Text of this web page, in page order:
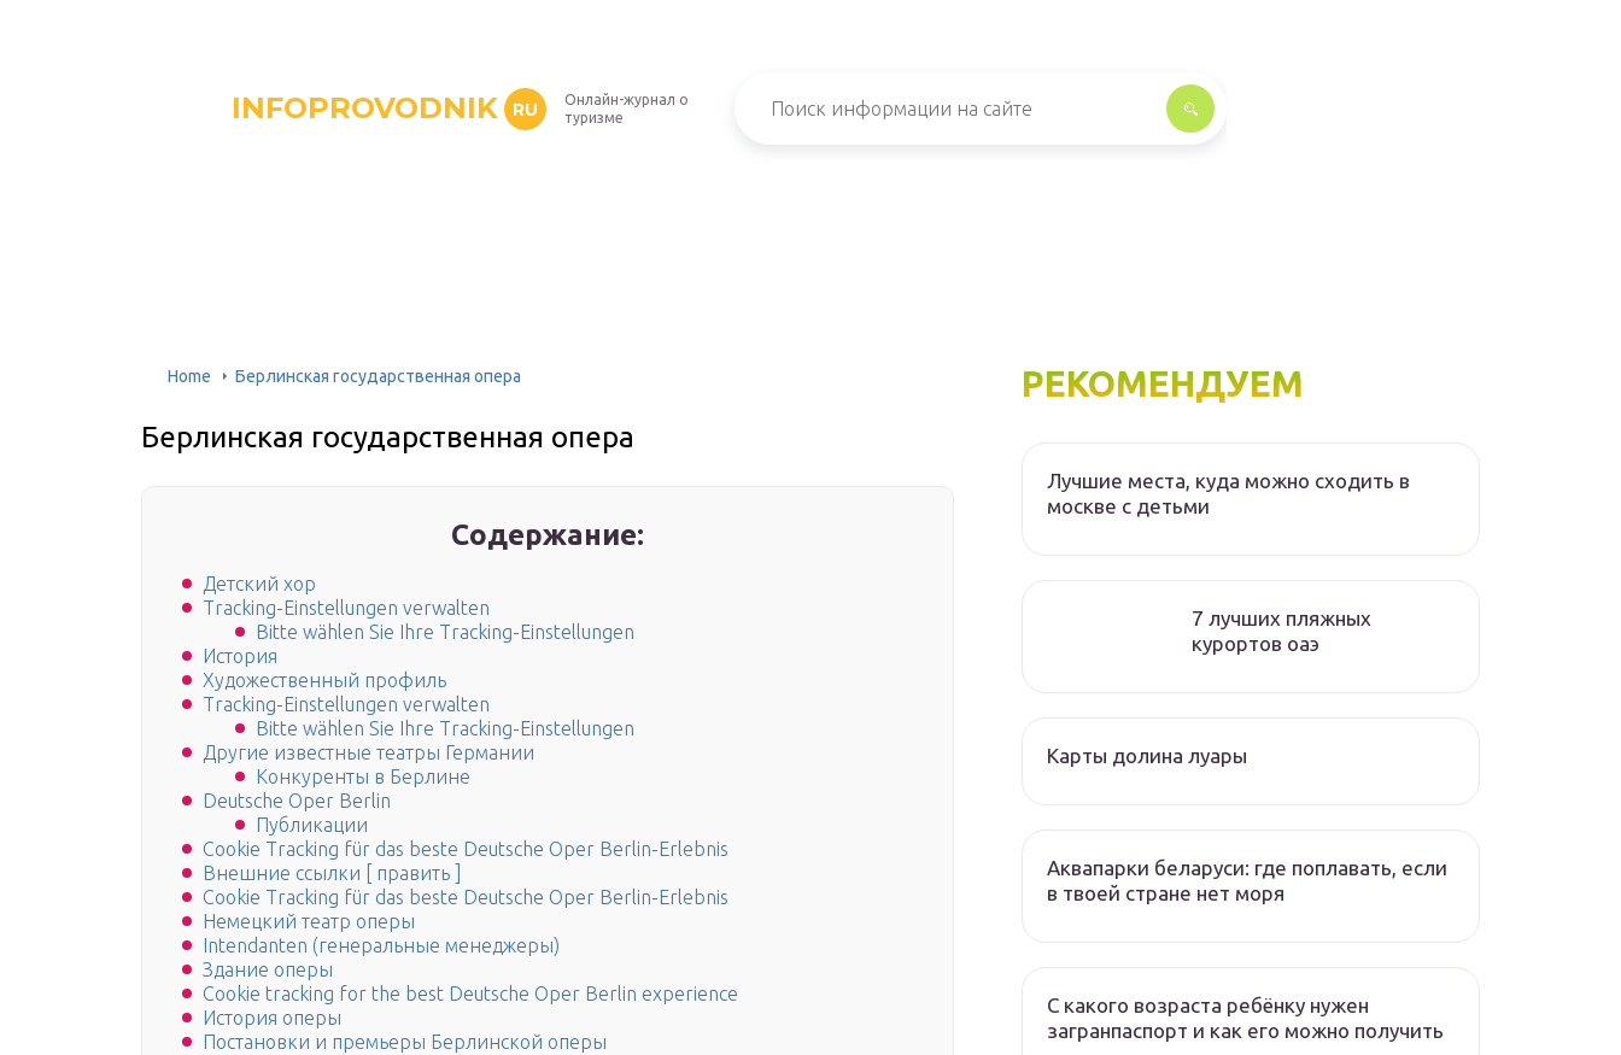
INFOPROVODNIK RU
Онлайн-журнал о
туризме
Home Берлинская государственная опера
Берлинская государственная опера
Содержание:
Детский хор
Tracking-Einstellungen verwalten
Bitte wählen Sie Ihre Tracking-Einstellungen
История
Художественный профиль
Tracking-Einstellungen verwalten
Bitte wählen Sie Ihre Tracking-Einstellungen
Другие известные театры Германии
Конкуренты в Берлине
Deutsche Oper Berlin
Публикации
Cookie Tracking für das beste Deutsche Oper Berlin-Erlebnis
Внешние ссылки [ править ]
Cookie Tracking für das beste Deutsche Oper Berlin-Erlebnis
Немецкий театр оперы
Intendanten (генеральные менеджеры)
Здание оперы
Cookie tracking for the best Deutsche Oper Berlin experience
История оперы
Постановки и премьеры Берлинской оперы
РЕКОМЕНДУЕМ
Лучшие места, куда можно сходить в
москве с детьми
7 лучших пляжных
курортов оаэ
Карты долина луары
Аквапарки беларуси: где поплавать, если
в твоей стране нет моря
С какого возраста ребёнку нужен
загранпаспорт и как его можно получить